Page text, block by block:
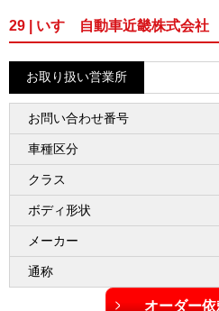
29 | いすゞ自動車近畿株式会社
お取り扱い営業所
お問い合わせ番号
車種区分
クラス
ボディ形状
メーカー
通称